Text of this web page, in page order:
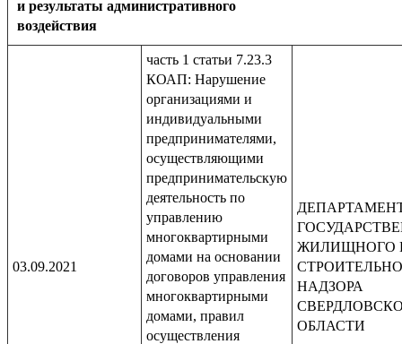
и результаты административного
воздействия
03.09.2021
часть 1 статьи 7.23.3
КОАП: Нарушение
организациями и
индивидуальными
предпринимателями,
осуществляющими
предпринимательскую
деятельность по
управлению
многоквартирными
домами на основании
договоров управления
многоквартирными
домами, правил
осуществления
ЖИЛИЩНОГО
НАДЗОРА
ОБЛАСТИ